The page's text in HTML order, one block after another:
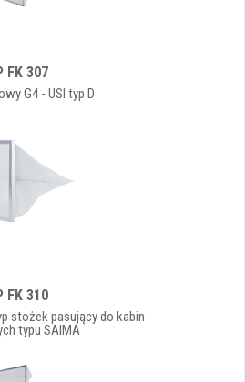
FK 307
G4 - USI typ D
FK 310
stożek pasujący do kabin
typu SAIMA